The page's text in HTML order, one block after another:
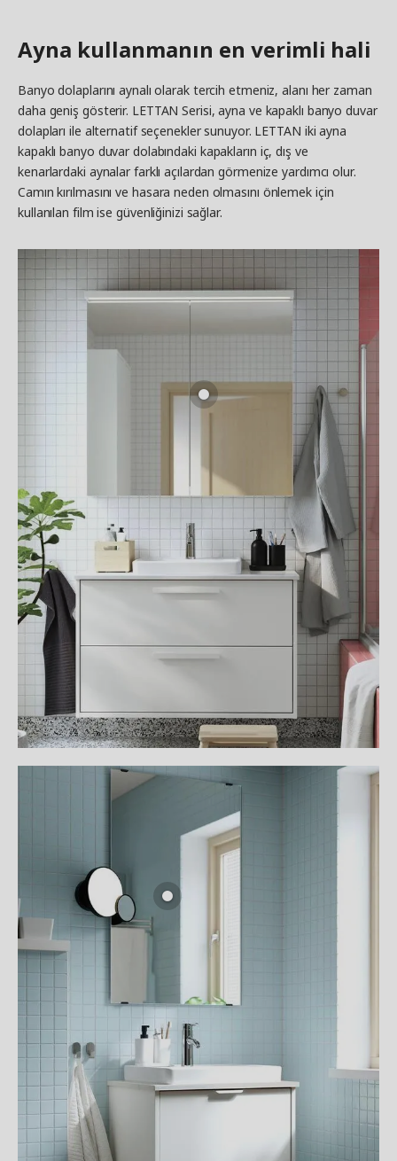
Ayna kullanmanın en verimli hali
Banyo dolaplarını aynalı olarak tercih etmeniz, alanı her zaman
daha geniş gösterir. LETTAN Serisi, ayna ve kapaklı banyo duvar
dolapları ile alternatif seçenekler sunuyor. LETTAN iki ayna
kapaklı banyo duvar dolabındaki kapakların iç, dış ve
kenarlardaki aynalar farklı açılardan görmenize yardımcı olur.
Camın kırılmasını ve hasara neden olmasını önlemek için
kullanılan film ise güvenliğinizi sağlar.